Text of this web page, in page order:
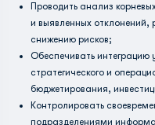
Проводить анализ
и выявленных
снижению рисков;
Обеспечивать интеграцию
стратегического и
бюджетирования,
Контролировать
подразделениями